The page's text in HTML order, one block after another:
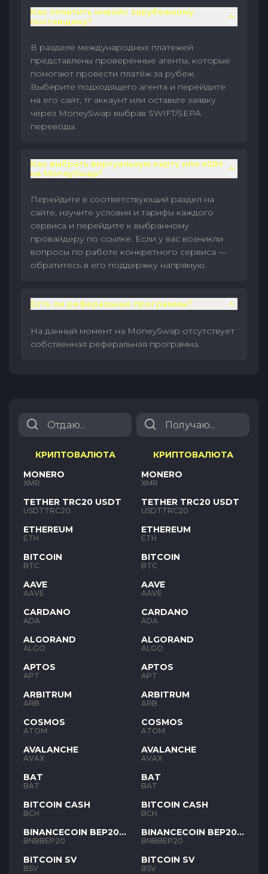
Как оплатить инвойс зарубежному
поставщику?
В разделе международных платежей
представлены проверенные агенты, которые
помогают провести платёж за рубеж.
Выберите подходящего агента и перейдите
на его сайт, тг аккаунт или оставьте заявку
через MoneySwap выбрав SWIFT/SEPA
переводы.
Как выбрать виртуальную карту или eSIM
на MoneySwap?
Перейдите в соответствующий раздел на
сайте, изучите условия и тарифы каждого
сервиса и перейдите к выбранному
провайдеру по ссылке. Если у вас возникли
вопросы по работе конкретного сервиса —
обратитесь в его поддержку напрямую.
Есть ли реферальные программы?
На данный момент на MoneySwap отсутствует
собственная реферальная программа.
КРИПТОВАЛЮТА
MONERO
XMR
TETHER TRC20 USDT
USDTTRC20
ETHEREUM
ETH
BITCOIN
BTC
AAVE
AAVE
CARDANO
ADA
ALGORAND
ALGO
APTOS
APT
ARBITRUM
ARB
COSMOS
ATOM
AVALANCHE
AVAX
BAT
BAT
BITCOIN CASH
BCH
BINANCECOIN BEP20
BNB
BNBBEP20
BITCOIN SV
BSV
КРИПТОВАЛЮТА
MONERO
XMR
TETHER TRC20 USDT
USDTTRC20
ETHEREUM
ETH
BITCOIN
BTC
AAVE
AAVE
CARDANO
ADA
ALGORAND
ALGO
APTOS
APT
ARBITRUM
ARB
COSMOS
ATOM
AVALANCHE
AVAX
BAT
BAT
BITCOIN CASH
BCH
BINANCECOIN BEP20
BNB
BNBBEP20
BITCOIN SV
BSV